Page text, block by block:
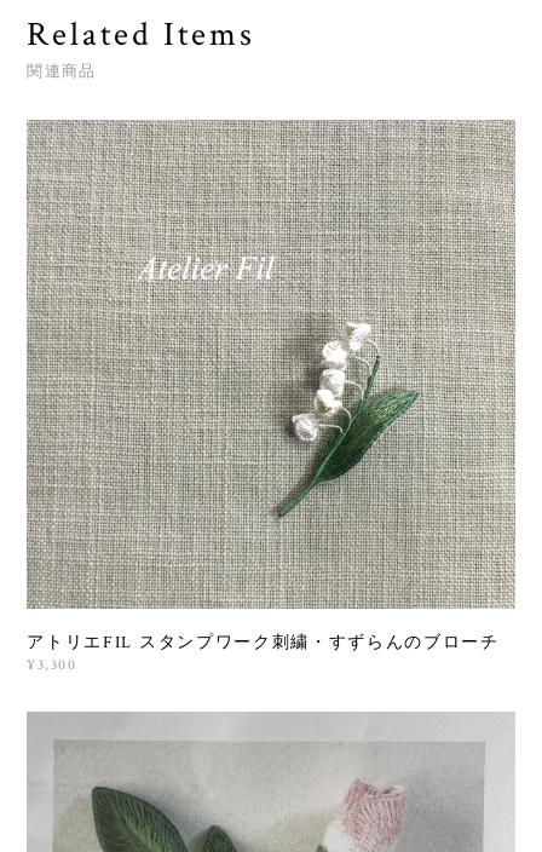
Related Items
関連商品
アトリエFIL スタンプワーク刺繍・すずらんのブローチ
¥3,300